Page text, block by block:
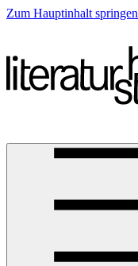
Zum Hauptinhalt springen